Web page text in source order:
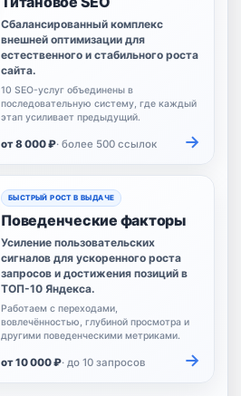
Сбалансированный комплекс
внешней оптимизации для
естественного и стабильного роста
сайта.
10 SEO-услуг объединены в
последовательную систему, где каждый
этап усиливает предыдущий.
от 8 000 ₽· более 500 ссылок →
БЫСТРЫЙ РОСТ В ВЫДАЧЕ
Поведенческие факторы
Усиление пользовательских
сигналов для ускоренного роста
запросов и достижения позиций в
ТОП-10 Яндекса.
Работаем с переходами,
вовлечённостью, глубиной просмотра и
другими поведенческими метриками.
от 10 000 ₽· до 10 запросов →